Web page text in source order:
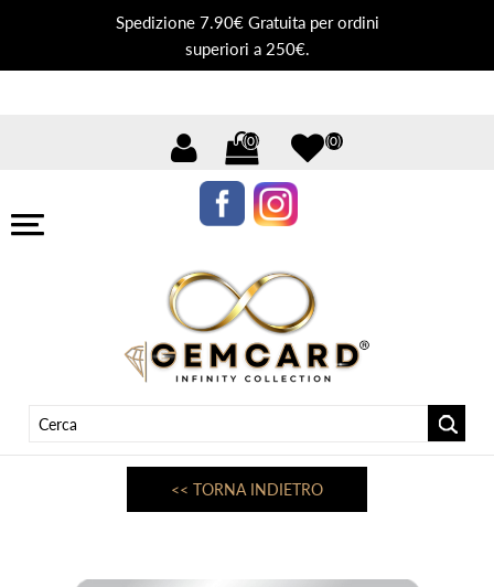
Spedizione 7.90€ Gratuita per ordini
superiori a 250€.
(0) (0)
<< TORNA INDIETRO